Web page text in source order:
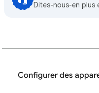
Dites-nous-en plus
Configurer des